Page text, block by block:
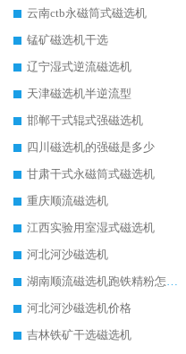
云南ctb永磁筒式磁选机
锰矿磁选机干选
辽宁湿式逆流磁选机
天津磁选机半逆流型
邯郸干式辊式强磁选机
四川磁选机的强磁是多少
甘肃干式永磁筒式磁选机
重庆顺流磁选机
江西实验用室湿式磁选机
河北河沙磁选机
湖南顺流磁选机跑铁精粉怎么处理
河北河沙磁选机价格
吉林铁矿干选磁选机